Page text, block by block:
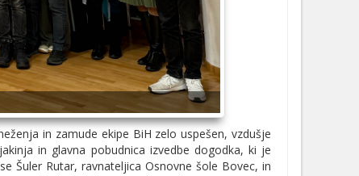
in zamude ekipe BiH zelo uspešen, vzdušje
in glavna pobudnica izvedbe dogodka, ki je
Šuler Rutar, ravnateljica Osnovne šole Bovec, in